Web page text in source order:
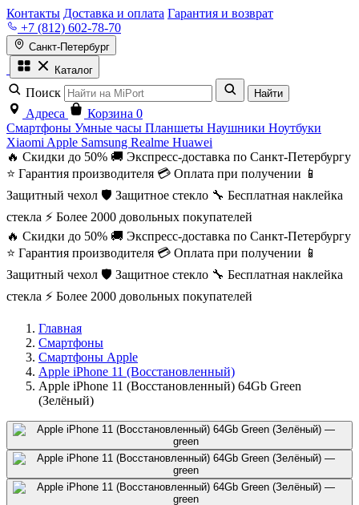
Контакты Доставка и оплата Гарантия и возврат
+7 (812) 602-78-70
Санкт-Петербург
Каталог
Поиск Найти
Адреса Корзина 0
Смартфоны Умные часы Планшеты Наушники Ноутбуки
Xiaomi Apple Samsung Realme Huawei
🔥 Скидки до 50% 🚚 Экспресс-доставка по Санкт-Петербургу
⭐ Гарантия производителя 💳 Оплата при получении 📱
Защитный чехол 🛡️ Защитное стекло 🔧 Бесплатная наклейка
стекла ⚡ Более 2000 довольных покупателей
🔥 Скидки до 50% 🚚 Экспресс-доставка по Санкт-Петербургу
⭐ Гарантия производителя 💳 Оплата при получении 📱
Защитный чехол 🛡️ Защитное стекло 🔧 Бесплатная наклейка
стекла ⚡ Более 2000 довольных покупателей
Главная
Смартфоны
Смартфоны Apple
Apple iPhone 11 (Восстановленный)
Apple iPhone 11 (Восстановленный) 64Gb Green
(Зелёный)